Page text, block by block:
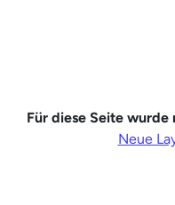
Für diese Seite
Neue